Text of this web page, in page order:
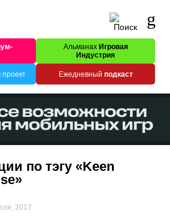
Альманах Игровая
Индустрия
Ежедневный подкаст
по тэгу «Keen
2017